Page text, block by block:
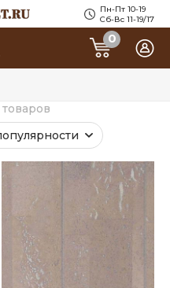
Пн-Пт 10-19
Сб-Вс 11-19/17
0